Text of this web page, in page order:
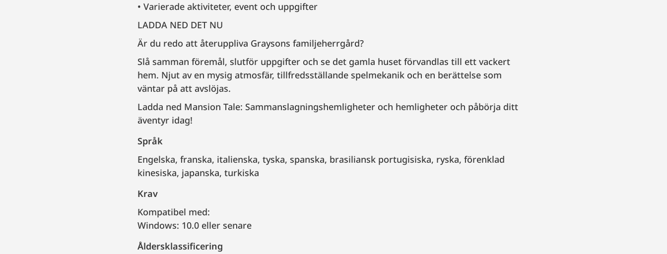
Varierade aktiviteter, event och uppgifter
LADDA NED DET NU
Är du redo att återuppliva Graysons familjeherrgård?
Slå samman föremål, slutför uppgifter och se det gamla huset förvandlas till ett vackert
hem. Njut av en mysig atmosfär, tillfredsställande spelmekanik och en berättelse som
väntar på att avslöjas.
Ladda ned Mansion Tale: Sammanslagningshemligheter och hemligheter och påbörja ditt
äventyr idag!
Språk
engelska, franska, italienska, tyska, spanska, brasiliansk portugisiska, ryska, förenklad
kinesiska, japanska, turkiska
Krav
Kompatibel med:
Windows: 10.0 eller senare
Åldersklassificering